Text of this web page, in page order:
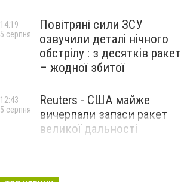
Повітряні сили ЗСУ
озвучили деталі нічного
обстрілу : з десятків ракет
– жодної збитої
14:19
5 серпня
Reuters - США майже
вичерпали запаси ракет
великої дальності
12:43
5 серпня